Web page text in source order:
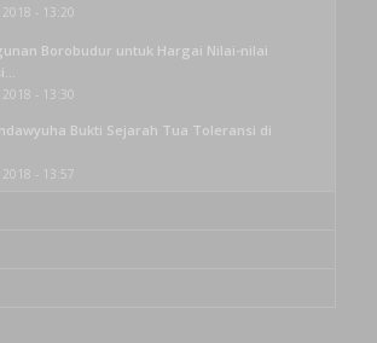
- 13:20
Borobudur untuk Hargai Nilai-nilai
- 13:30
Bukti Sejarah Tua Toleransi di
- 13:57